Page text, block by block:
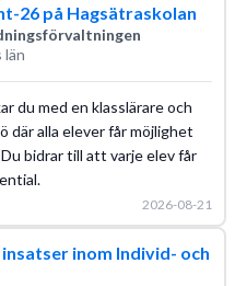
26 på Hagsätraskolan
län
du med en klasslärare och
där alla elever får möjlighet
bidrar till att varje elev får
2026-08-21
inom Individ- och